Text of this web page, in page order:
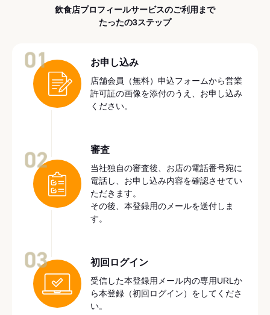
飲食店プロフィールサービスのご利用まで
たったの3ステップ
お申し込み
店舗会員（無料）申込フォームから営業
許可証の画像を添付のうえ、お申し込み
ください。
審査
当社独自の審査後、お店の電話番号宛に
電話し、お申し込み内容を確認させてい
ただきます。
その後、本登録用のメールを送付しま
す。
初回ログイン
受信した本登録用メール内の専用URLか
ら本登録（初回ログイン）をしてくださ
い。